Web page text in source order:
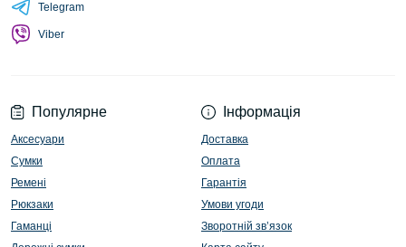
Популярне
Аксесуари
Сумки
Ремені
Рюкзаки
Гаманці
Інформація
Доставка
Оплата
Гарантія
Умови угоди
Зворотній зв’язок
Telegram
Viber